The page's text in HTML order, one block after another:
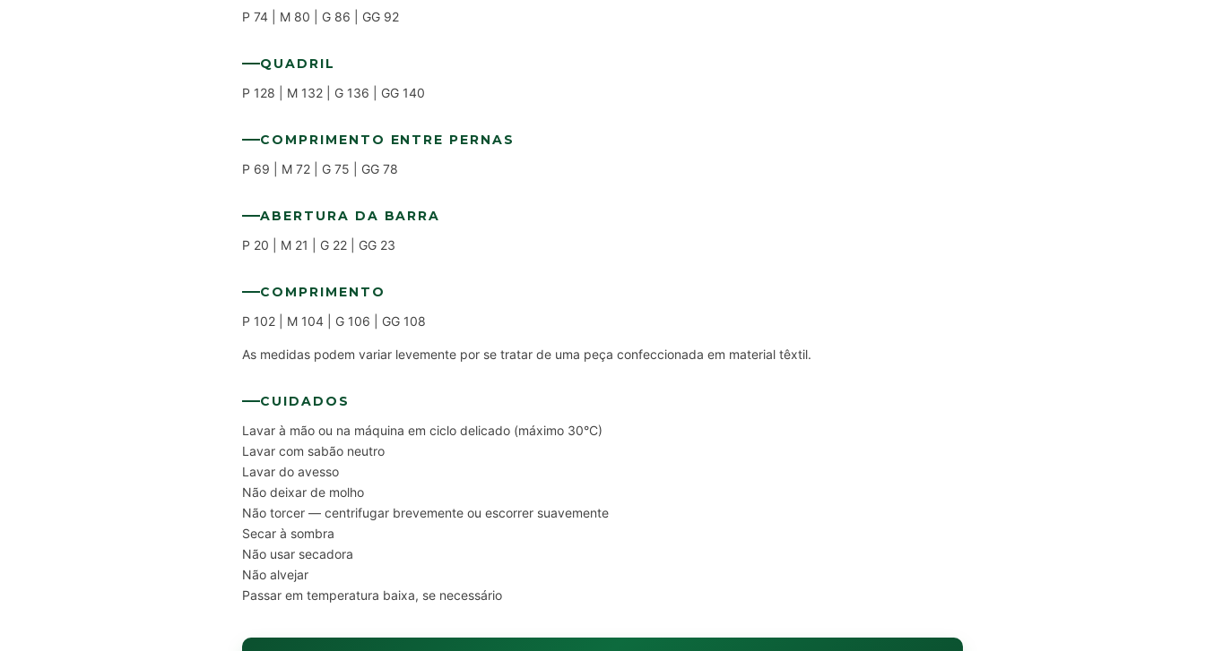
P 74 | M 80 | G 86 | GG 92
QUADRIL
P 128 | M 132 | G 136 | GG 140
COMPRIMENTO ENTRE PERNAS
P 69 | M 72 | G 75 | GG 78
ABERTURA DA BARRA
P 20 | M 21 | G 22 | GG 23
COMPRIMENTO
P 102 | M 104 | G 106 | GG 108
As medidas podem variar levemente por se tratar de uma peça confeccionada em material têxtil.
CUIDADOS
Lavar à mão ou na máquina em ciclo delicado (máximo 30°C)
Lavar com sabão neutro
Lavar do avesso
Não deixar de molho
Não torcer — centrifugar brevemente ou escorrer suavemente
Secar à sombra
Não usar secadora
Não alvejar
Passar em temperatura baixa, se necessário